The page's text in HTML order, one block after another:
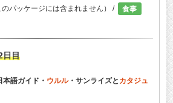
パッケージには含まれません） /
食事
日目
本語ガイド・ ウルル・サンライズと カタジュ